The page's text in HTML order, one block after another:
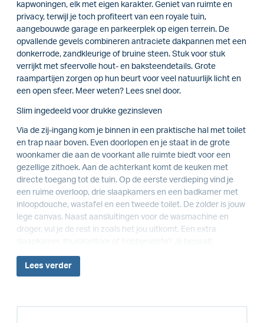
kapwoningen, elk met eigen karakter. Geniet van ruimte en
privacy, terwijl je toch profiteert van een royale tuin,
aangebouwde garage en parkeerplek op eigen terrein. De
opvallende gevels combineren antraciete dakpannen met een
donkerrode, zandkleurige of bruine steen. Stuk voor stuk
verrijkt met sfeervolle hout- en baksteendetails. Grote
raampartijen zorgen op hun beurt voor veel natuurlijk licht en
een open sfeer. Meer weten? Lees snel door.
Slim ingedeeld voor drukke gezinsleven
Via de zij-ingang kom je binnen in een praktische hal met toilet
en trap naar boven. Even doorlopen en je staat in de grote
woonkamer die aan de voorkant alle ruimte biedt voor een
gezellige zithoek. Aan de achterkant komt de keuken met
directe toegang tot de tuin. Op de eerste verdieping vind je
een ruime overloop, drie slaapkamers en een badkamer met
inloopdouche, wastafel en een tweede toilet. De zolder is jouw
lege canvas. Naast aansluitingen voor de wasmachine en
droger, vul je de rest in zoals het jou uitkomt. Een extra
Lees verder